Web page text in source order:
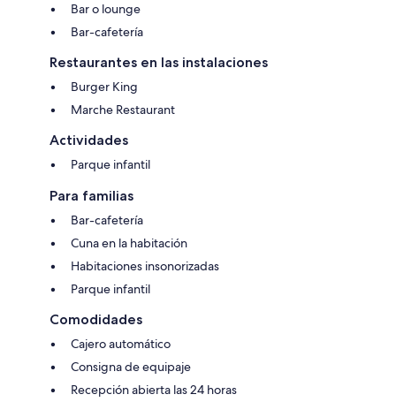
Bar o lounge
Bar-cafetería
Restaurantes en las instalaciones
Burger King
Marche Restaurant
Actividades
Parque infantil
Para familias
Bar-cafetería
Cuna en la habitación
Habitaciones insonorizadas
Parque infantil
Comodidades
Cajero automático
Consigna de equipaje
Recepción abierta las 24 horas